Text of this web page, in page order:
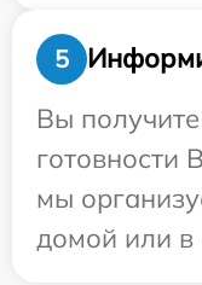
5
Вы
готовности
мы
домой или в